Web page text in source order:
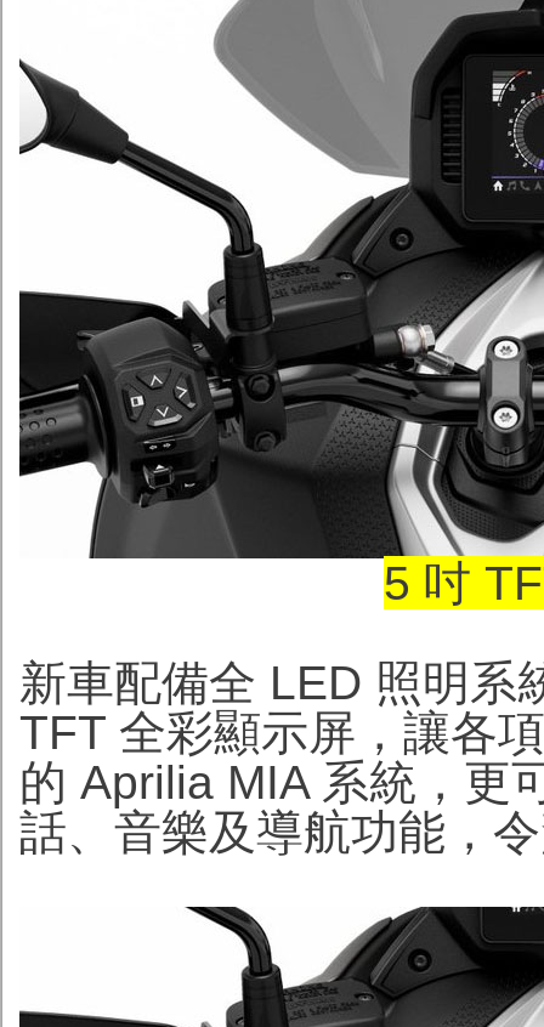
5 吋
新車配備全 LED 照明系
TFT 全彩顯示屏，讓各
的 Aprilia MIA 系統，更
話、音樂及導航功能，